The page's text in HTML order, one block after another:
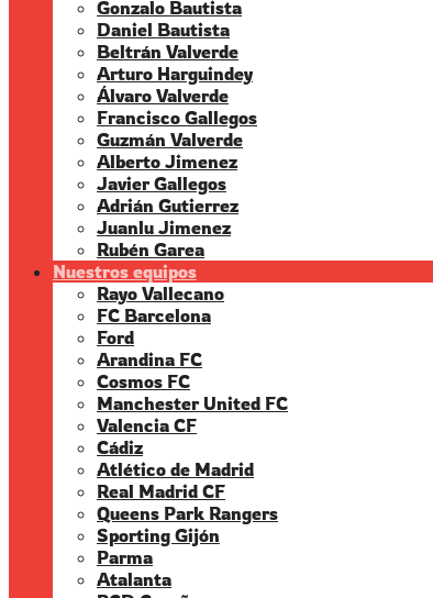
Gonzalo Bautista
Daniel Bautista
Beltrán Valverde
Arturo Harguindey
Álvaro Valverde
Francisco Gallegos
Guzmán Valverde
Alberto Jimenez
Javier Gallegos
Adrián Gutierrez
Juanlu Jimenez
Rubén Garea
Nuestros equipos
Rayo Vallecano
FC Barcelona
Ford
Arandina FC
Cosmos FC
Manchester United FC
Valencia CF
Cádiz
Atlético de Madrid
Real Madrid CF
Queens Park Rangers
Sporting Gijón
Parma
Atalanta